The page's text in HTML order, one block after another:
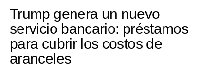
Economía
Mercados
Perú
Trump genera un nuevo
servicio bancario: préstamos
para cubrir los costos de
aranceles